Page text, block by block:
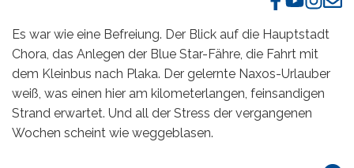
Es war wie eine Befreiung. Der Blick auf die Hauptstadt
Chora, das Anlegen der Blue Star-Fähre, die Fahrt mit
dem Kleinbus nach Plaka. Der gelernte Naxos-Urlauber
weiß, was einen hier am kilometerlangen, feinsandigen
Strand erwartet. Und all der Stress der vergangenen
Wochen scheint wie weggeblasen.